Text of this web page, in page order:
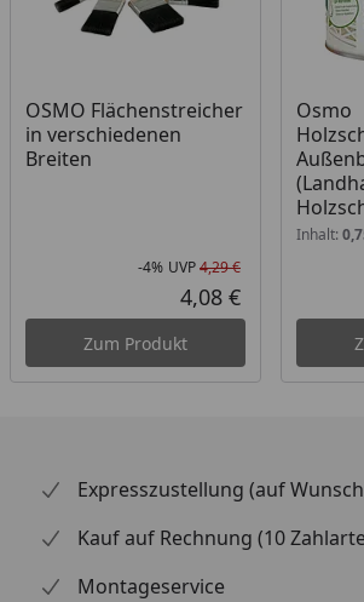
OSMO Flächenstreicher
in verschiedenen
Breiten
Rabatt in
-4% UVP4,29 €
Aktueller Preis
4,08 €
Zum Produkt
Osmo
Inhalt:
Expresszustellung (auf
Kauf auf Rechnung (10
Montageservice